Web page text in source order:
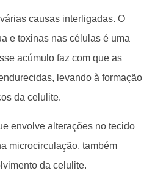
causas interligadas. O
e toxinas nas células é uma
acúmulo faz com que as
levando à formação
da celulite.
envolve alterações no tecido
microcirculação, também
da celulite.